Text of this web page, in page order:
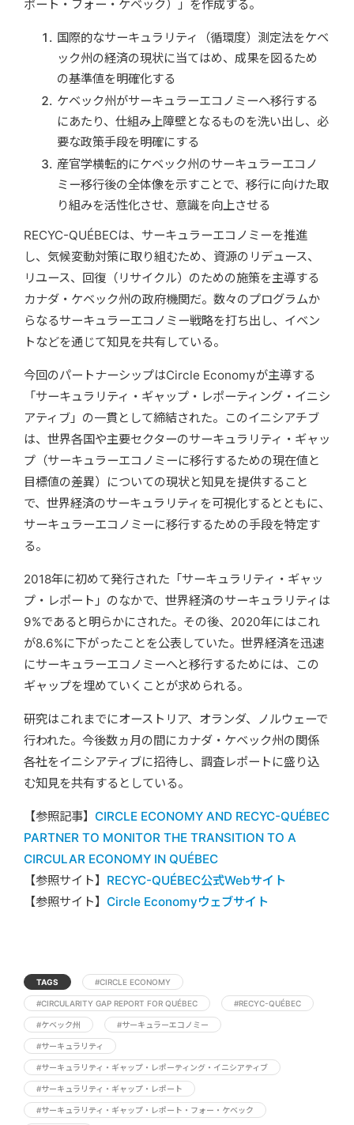
ポート・フォー・ケベック）」を作成する。
国際的なサーキュラリティ（循環度）測定法をケベ
ック州の経済の現状に当てはめ、成果を図るため
の基準値を明確化する
ケベック州がサーキュラーエコノミーへ移行する
にあたり、仕組み上障壁となるものを洗い出し、必
要な政策手段を明確にする
産官学横転的にケベック州のサーキュラーエコノ
ミー移行後の全体像を示すことで、移行に向けた取
り組みを活性化させ、意識を向上させる
RECYC-QUÉBECは、サーキュラーエコノミーを推進
し、気候変動対策に取り組むため、資源のリデュース、
リユース、回復（リサイクル）のための施策を主導する
カナダ・ケベック州の政府機関だ。数々のプログラムか
らなるサーキュラーエコノミー戦略を打ち出し、イベン
トなどを通じて知見を共有している。
今回のパートナーシップはCircle Economyが主導する
「サーキュラリティ・ギャップ・レポーティング・イニシ
アティブ」の一貫として締結された。このイニシアチブ
は、世界各国や主要セクターのサーキュラリティ・ギャッ
プ（サーキュラーエコノミーに移行するための現在値と
目標値の差異）についての現状と知見を提供すること
で、世界経済のサーキュラリティを可視化するとともに、
サーキュラーエコノミーに移行するための手段を特定す
る。
2018年に初めて発行された「サーキュラリティ・ギャッ
プ・レポート」のなかで、世界経済のサーキュラリティは
9%であると明らかにされた。その後、2020年にはこれ
が8.6%に下がったことを公表していた。世界経済を迅速
にサーキュラーエコノミーへと移行するためには、この
ギャップを埋めていくことが求められる。
研究はこれまでにオーストリア、オランダ、ノルウェーで
行われた。今後数ヵ月の間にカナダ・ケベック州の関係
各社をイニシアティブに招待し、調査レポートに盛り込
む知見を共有するとしている。
【参照記事】 CIRCLE ECONOMY AND RECYC-QUÉBEC
PARTNER TO MONITOR THE TRANSITION TO A
CIRCULAR ECONOMY IN QUÉBEC
【参照サイト】 RECYC-QUÉBEC公式Webサイト
【参照サイト】 Circle Economyウェブサイト
TAGS #CIRCLE ECONOMY
#CIRCULARITY GAP REPORT FOR QUÉBEC #RECYC-QUÉBEC
#ケベック州 #サーキュラーエコノミー
#サーキュラリティ
#サーキュラリティ・ギャップ・レポーティング・イニシアティブ
#サーキュラリティ・ギャップ・レポート
#サーキュラリティ・ギャップ・レポート・フォー・ケベック